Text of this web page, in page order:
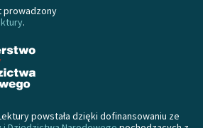
prowadzony
.
powstała dzięki dofinansowaniu ze